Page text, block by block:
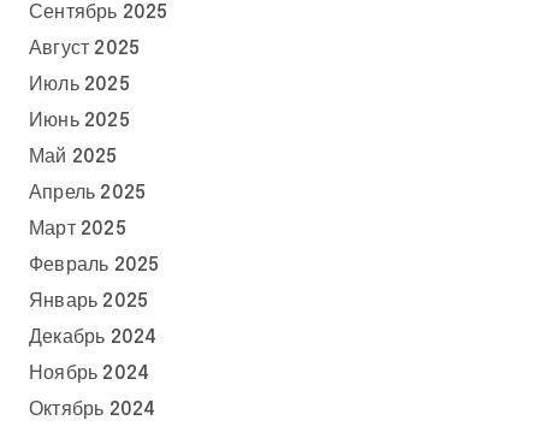
Сентябрь 2025
Август 2025
Июль 2025
Июнь 2025
Май 2025
Апрель 2025
Март 2025
Февраль 2025
Январь 2025
Декабрь 2024
Ноябрь 2024
Октябрь 2024